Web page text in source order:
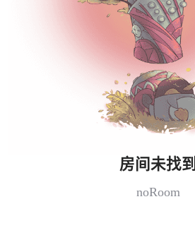
房间未找到
noRoom